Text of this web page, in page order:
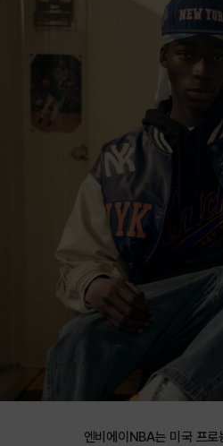
엔비에이NBA는 미국 프로